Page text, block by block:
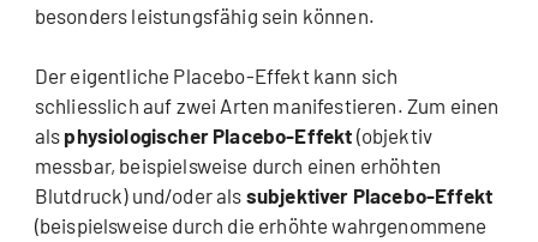
besonders leistungsfähig sein können.
Der eigentliche Placebo-Effekt kann sich
schliesslich auf zwei Arten manifestieren. Zum einen
als physiologischer Placebo-Effekt (objektiv
messbar, beispielsweise durch einen erhöhten
Blutdruck) und/oder als subjektiver Placebo-Effekt
(beispielsweise durch die erhöhte wahrgenommene